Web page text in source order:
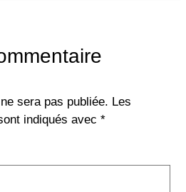
sera pas publiée. Les
indiqués avec *